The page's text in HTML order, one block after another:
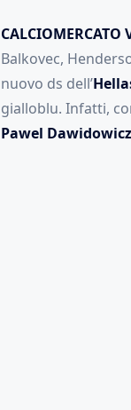
CALCIOMERCATO
Balkovec,
nuovo ds dell’
gialloblu. Infatti,
Pawel